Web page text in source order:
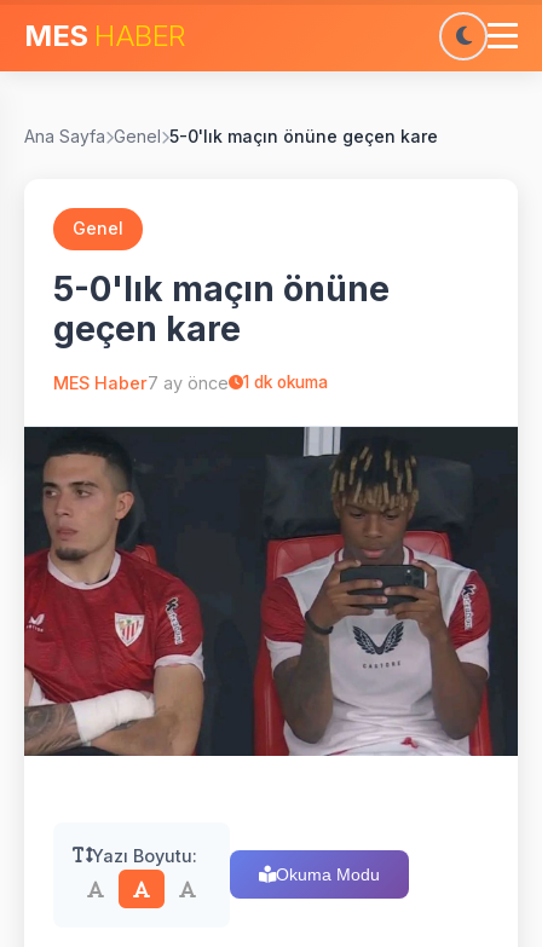
MES HABER
Ana Sayfa Genel 5-0'lık maçın önüne geçen kare
Genel
5-0'lık maçın önüne
geçen kare
MES Haber7 ay önce 1 dk okuma
Yazı Boyutu:
Okuma Modu